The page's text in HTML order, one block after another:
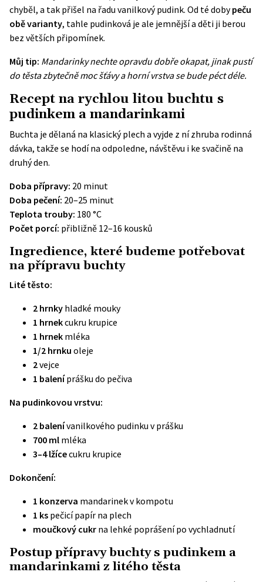
chyběl, a tak přišel na řadu vanilkový pudink. Od té dobypeču
obě varianty, tahle pudinková je ale jemnější a děti ji berou
bez větších připomínek.
Můj tip: Mandarinky nechte opravdu dobře okapat, jinak pustí
do těsta zbytečně moc šťávy a horní vrstva se bude péct déle.
Recept na rychlou litou buchtu s
pudinkem a mandarinkami
Buchta je dělaná na klasický plech a vyjde z ní zhruba rodinná
dávka, takže se hodí na odpoledne, návštěvu i ke svačině na
druhý den.
Doba přípravy: 20 minut
Doba pečení: 20–25 minut
Teplota trouby: 180 °C
Počet porcí: přibližně 12–16 kousků
Ingredience, které budeme potřebovat
na přípravu buchty
Lité těsto:
2 hrnky hladké mouky
1 hrnekcukru krupice
1 hrnek mléka
1/2 hrnku oleje
2vejce
1 baleníprášku do pečiva
Na pudinkovou vrstvu:
2 balenívanilkového pudinku v prášku
700 ml mléka
3–4 lžícecukru krupice
Dokončení:
1 konzerva mandarinek v kompotu
1 ks pečicí papír na plech
moučkový cukr na lehké poprášení po vychladnutí
Postup přípravy buchty s pudinkem a
mandarinkami z litého těsta